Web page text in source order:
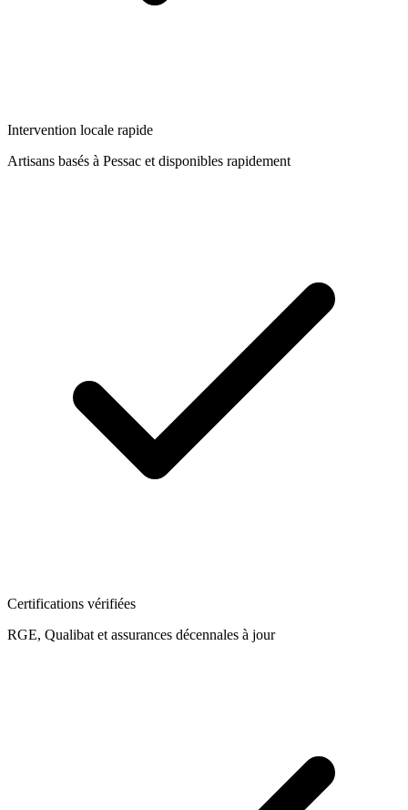
Intervention locale rapide
Artisans basés à Pessac et disponibles rapidement
Certifications vérifiées
RGE, Qualibat et assurances décennales à jour